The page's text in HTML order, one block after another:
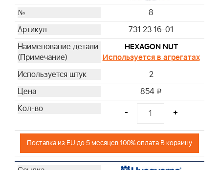
8
731 23 16-01
HEXAGON NUT
Используется в агрегатах
2
854 i
- +
Поставка из EU до 5 месяцев 100% оплата В корзину